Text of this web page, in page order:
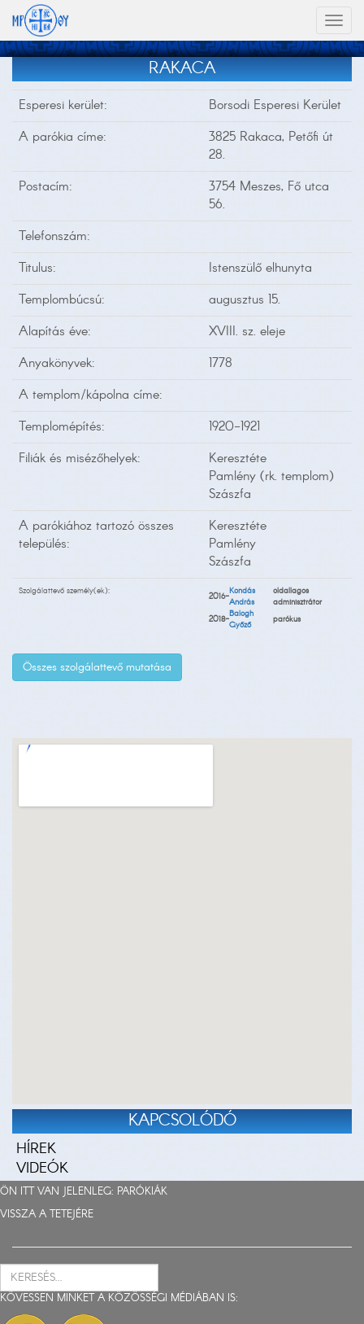
RAKACA
Esperesi kerület:
Borsodi Esperesi Kerület
A parókia címe:
3825 Rakaca, Petőfi út
28.
Postacím:
3754 Meszes, Fő utca
56.
Telefonszám:
Titulus:
Istenszülő elhunyta
Templombúcsú:
augusztus 15.
Alapítás éve:
XVIII. sz. eleje
Anyakönyvek:
1778
A templom/kápolna címe:
Templomépítés:
1920-1921
Filiák és misézőhelyek:
Keresztéte
Pamlény (rk. templom)
Szászfa
A parókiához tartozó összes
település:
Keresztéte
Pamlény
Szászfa
Szolgálattevő személy(ek): 2016-Kondás
András
oldallagos
adminisztrátor
2018-Balogh
Győző
parókus
Összes szolgálattevő mutatása
KAPCSOLÓDÓ
HÍREK
VIDEÓK
ÖN ITT VAN JELENLEG: PARÓKIÁK
VISSZA A TETEJÉRE
KÖVESSEN MINKET A KÖZÖSSÉGI MÉDIÁBAN IS: